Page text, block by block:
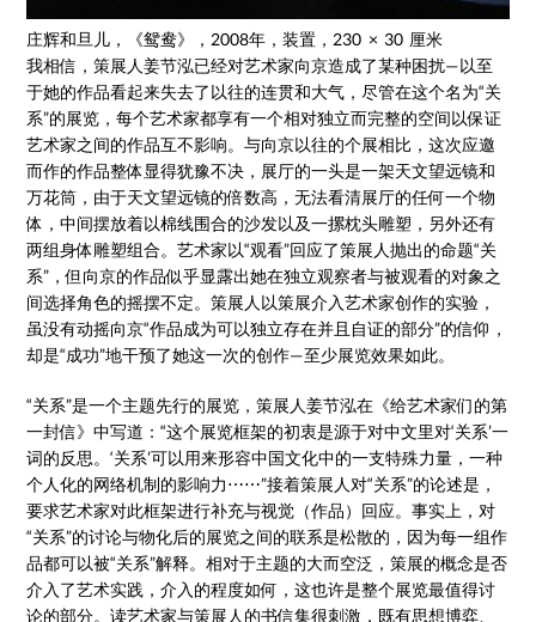
庄辉和旦儿，《鸳鸯》，2008年，装置，230 × 30 厘米
我相信，策展人姜节泓已经对艺术家向京造成了某种困扰—以至
于她的作品看起来失去了以往的连贯和大气，尽管在这个名为“关
系”的展览，每个艺术家都享有一个相对独立而完整的空间以保证
艺术家之间的作品互不影响。与向京以往的个展相比，这次应邀
而作的作品整体显得犹豫不决，展厅的一头是一架天文望远镜和
万花筒，由于天文望远镜的倍数高，无法看清展厅的任何一个物
体，中间摆放着以棉线围合的沙发以及一摞枕头雕塑，另外还有
两组身体雕塑组合。艺术家以“观看”回应了策展人抛出的命题“关
系”，但向京的作品似乎显露出她在独立观察者与被观看的对象之
间选择角色的摇摆不定。策展人以策展介入艺术家创作的实验，
虽没有动摇向京“作品成为可以独立存在并且自证的部分”的信仰，
却是“成功”地干预了她这一次的创作—至少展览效果如此。
“关系”是一个主题先行的展览，策展人姜节泓在《给艺术家们的第
一封信》中写道：“这个展览框架的初衷是源于对中文里对‘关系’一
词的反思。‘关系’可以用来形容中国文化中的一支特殊力量，一种
个人化的网络机制的影响力⋯⋯”接着策展人对“关系”的论述是，
要求艺术家对此框架进行补充与视觉（作品）回应。事实上，对
“关系”的讨论与物化后的展览之间的联系是松散的，因为每一组作
品都可以被“关系”解释。相对于主题的大而空泛，策展的概念是否
介入了艺术实践，介入的程度如何，这也许是整个展览最值得讨
论的部分。读艺术家与策展人的书信集很刺激，既有思想博弈、